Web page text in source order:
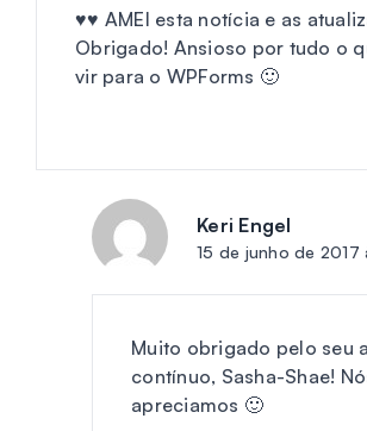
♥♥ AMEI esta notícia e as
Obrigado! Ansioso por tudo o
vir para o WPForms 🙂
Keri Engel
15 de junho de 2017
Muito obrigado pelo seu
contínuo, Sasha-Shae!
apreciamos 🙂